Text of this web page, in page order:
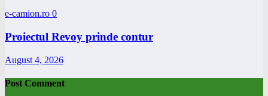
e-camion.ro 0
Proiectul Revoy prinde contur
August 4, 2026
Post Comment